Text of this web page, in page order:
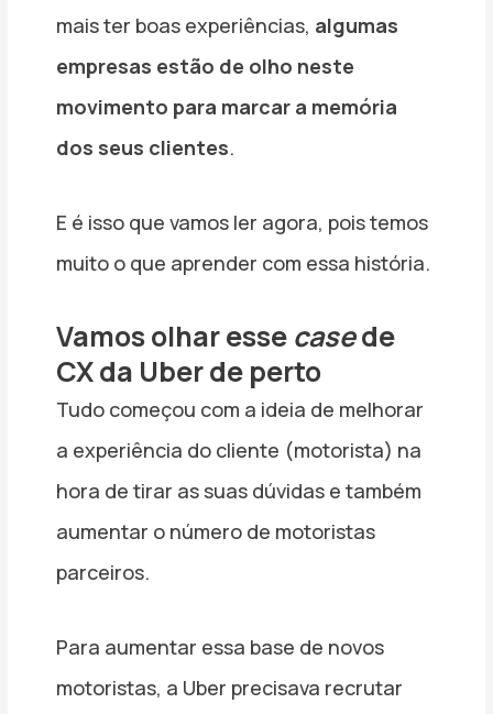
mais ter boas experiências, algumas
empresas estão de olho neste
movimento para marcar a memória
dos seus clientes.
E é isso que vamos ler agora, pois temos
muito o que aprender com essa história.
Vamos olhar esse casede
CX da Uber de perto
Tudo começou com a ideia de melhorar
a experiência do cliente (motorista) na
hora de tirar as suas dúvidas e também
aumentar o número de motoristas
parceiros.
Para aumentar essa base de novos
motoristas, a Uber precisava recrutar